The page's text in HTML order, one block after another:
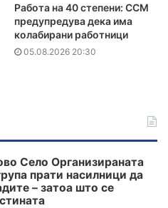
Работа на 40 степени: ССМ
предупредува дека има
колабирани работници
05.08.2026 20:30
Село Организираната
прати насилници да
– затоа што се